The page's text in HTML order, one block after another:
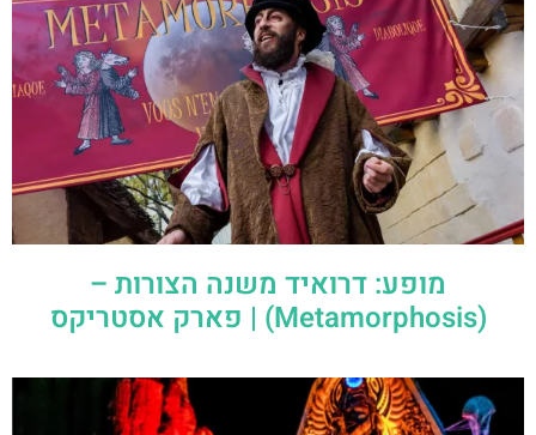
מופע: דרואיד משנה הצורות –
(Metamorphosis) | פארק אסטריקס